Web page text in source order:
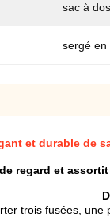
sac à dos
sergé en
et durable de
regard et
trois fusées, une